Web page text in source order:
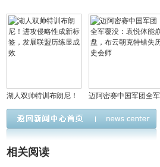
湖人双帅特训布朗尼！
进攻侵略性成新标签，
发展联盟历练显成效
迈阿密赛中国军团全军
覆没：袁悦体能崩盘，
布云朝克特错失历史会
相关阅读